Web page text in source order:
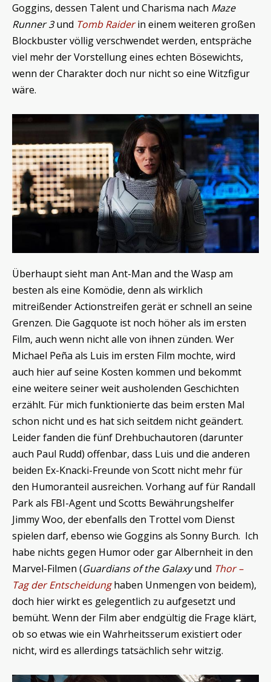
Goggins, dessen Talent und Charisma nach Maze
Runner 3und Tomb Raiderin einem weiteren großen
Blockbuster völlig verschwendet werden, entspräche
viel mehr der Vorstellung eines echten Bösewichts,
wenn der Charakter doch nur nicht so eine Witzfigur
wäre.
Überhaupt sieht man Ant-Man and the Wasp am
besten als eine Komödie, denn als wirklich
mitreißender Actionstreifen gerät er schnell an seine
Grenzen. Die Gagquote ist noch höher als im ersten
Film, auch wenn nicht alle von ihnen zünden. Wer
Michael Peña als Luis im ersten Film mochte, wird
auch hier auf seine Kosten kommen und bekommt
eine weitere seiner weit ausholenden Geschichten
erzählt. Für mich funktionierte das beim ersten Mal
schon nicht und es hat sich seitdem nicht geändert.
Leider fanden die fünf Drehbuchautoren (darunter
auch Paul Rudd) offenbar, dass Luis und die anderen
beiden Ex-Knacki-Freunde von Scott nicht mehr für
den Humoranteil ausreichen. Vorhang auf für Randall
Park als FBI-Agent und Scotts Bewährungshelfer
Jimmy Woo, der ebenfalls den Trottel vom Dienst
spielen darf, ebenso wie Goggins als Sonny Burch. Ich
habe nichts gegen Humor oder gar Albernheit in den
Marvel-Filmen (Guardians of the Galaxyund Thor –
Tag der Entscheidunghaben Unmengen von beidem),
doch hier wirkt es gelegentlich zu aufgesetzt und
bemüht. Wenn der Film aber endgültig die Frage klärt,
ob so etwas wie ein Wahrheitsserum existiert oder
nicht, wird es allerdings tatsächlich sehr witzig.